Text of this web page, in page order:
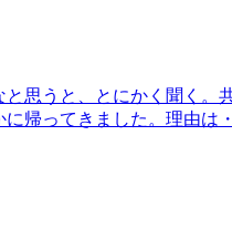
思うと、とにかく聞く。
帰ってきました。理由は